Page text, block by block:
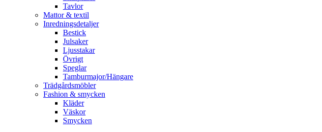
Tavlor
Mattor & textil
Inredningsdetaljer
Bestick
Julsaker
Ljusstakar
Övrigt
Speglar
Tamburmajor/Hängare
Trädgårdsmöbler
Fashion & smycken
Kläder
Väskor
Smycken